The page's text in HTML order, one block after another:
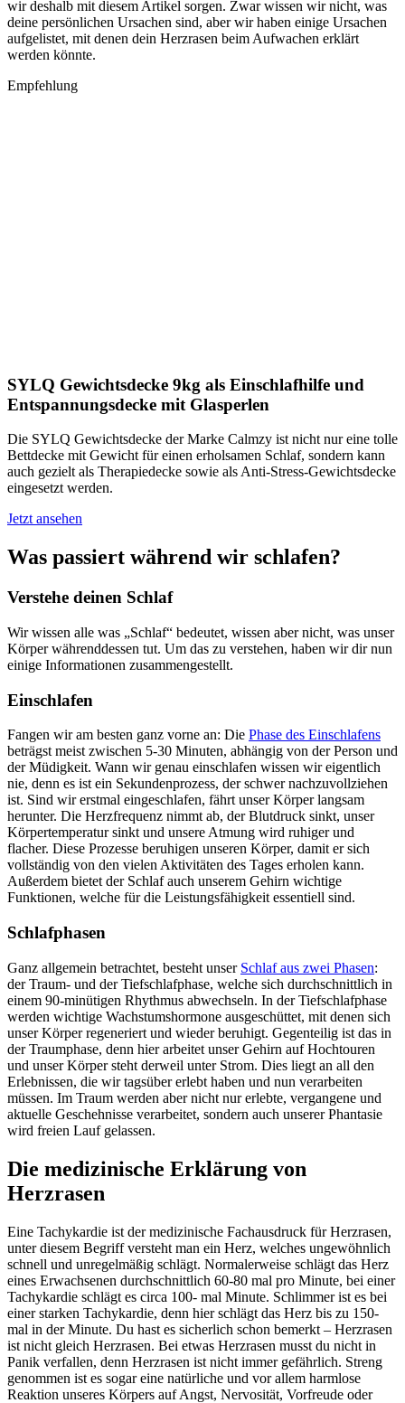
wir deshalb mit diesem Artikel sorgen. Zwar wissen wir nicht, was
deine persönlichen Ursachen sind, aber wir haben einige Ursachen
aufgelistet, mit denen dein Herzrasen beim Aufwachen erklärt
werden könnte.
Empfehlung
SYLQ Gewichtsdecke 9kg als Einschlafhilfe und
Entspannungsdecke mit Glasperlen
Die SYLQ Gewichtsdecke der Marke Calmzy ist nicht nur eine tolle
Bettdecke mit Gewicht für einen erholsamen Schlaf, sondern kann
auch gezielt als Therapiedecke sowie als Anti-Stress-Gewichtsdecke
eingesetzt werden.
Jetzt ansehen
Was passiert während wir schlafen?
Verstehe deinen Schlaf
Wir wissen alle was „Schlaf“ bedeutet, wissen aber nicht, was unser
Körper währenddessen tut. Um das zu verstehen, haben wir dir nun
einige Informationen zusammengestellt.
Einschlafen
Fangen wir am besten ganz vorne an: Die Phase des Einschlafens
beträgst meist zwischen 5-30 Minuten, abhängig von der Person und
der Müdigkeit. Wann wir genau einschlafen wissen wir eigentlich
nie, denn es ist ein Sekundenprozess, der schwer nachzuvollziehen
ist. Sind wir erstmal eingeschlafen, fährt unser Körper langsam
herunter. Die Herzfrequenz nimmt ab, der Blutdruck sinkt, unser
Körpertemperatur sinkt und unsere Atmung wird ruhiger und
flacher. Diese Prozesse beruhigen unseren Körper, damit er sich
vollständig von den vielen Aktivitäten des Tages erholen kann.
Außerdem bietet der Schlaf auch unserem Gehirn wichtige
Funktionen, welche für die Leistungsfähigkeit essentiell sind.
Schlafphasen
Ganz allgemein betrachtet, besteht unser Schlaf aus zwei Phasen:
der Traum- und der Tiefschlafphase, welche sich durchschnittlich in
einem 90-minütigen Rhythmus abwechseln. In der Tiefschlafphase
werden wichtige Wachstumshormone ausgeschüttet, mit denen sich
unser Körper regeneriert und wieder beruhigt. Gegenteilig ist das in
der Traumphase, denn hier arbeitet unser Gehirn auf Hochtouren
und unser Körper steht derweil unter Strom. Dies liegt an all den
Erlebnissen, die wir tagsüber erlebt haben und nun verarbeiten
müssen. Im Traum werden aber nicht nur erlebte, vergangene und
aktuelle Geschehnisse verarbeitet, sondern auch unserer Phantasie
wird freien Lauf gelassen.
Die medizinische Erklärung von
Herzrasen
Eine Tachykardie ist der medizinische Fachausdruck für Herzrasen,
unter diesem Begriff versteht man ein Herz, welches ungewöhnlich
schnell und unregelmäßig schlägt. Normalerweise schlägt das Herz
eines Erwachsenen durchschnittlich 60-80 mal pro Minute, bei einer
Tachykardie schlägt es circa 100- mal Minute. Schlimmer ist es bei
einer starken Tachykardie, denn hier schlägt das Herz bis zu 150-
mal in der Minute. Du hast es sicherlich schon bemerkt – Herzrasen
ist nicht gleich Herzrasen. Bei etwas Herzrasen musst du nicht in
Panik verfallen, denn Herzrasen ist nicht immer gefährlich. Streng
genommen ist es sogar eine natürliche und vor allem harmlose
Reaktion unseres Körpers auf Angst, Nervosität, Vorfreude oder